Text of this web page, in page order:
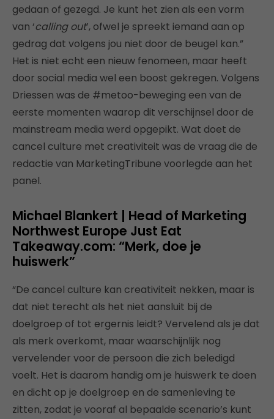
gedaan of gezegd. Je kunt het zien als een vorm
van ‘calling out’, ofwel je spreekt iemand aan op
gedrag dat volgens jou niet door de beugel kan.”
Het is niet echt een nieuw fenomeen, maar heeft
door social media wel een boost gekregen. Volgens
Driessen was de #metoo-beweging een van de
eerste momenten waarop dit verschijnsel door de
mainstream media werd opgepikt. Wat doet de
cancel culture met creativiteit was de vraag die de
redactie van MarketingTribune voorlegde aan het
panel.
Michael Blankert | Head of Marketing
Northwest Europe Just Eat
Takeaway.com: “Merk, doe je
huiswerk”
“De cancel culture kan creativiteit nekken, maar is
dat niet terecht als het niet aansluit bij de
doelgroep of tot ergernis leidt? Vervelend als je dat
als merk overkomt, maar waarschijnlijk nog
vervelender voor de persoon die zich beledigd
voelt. Het is daarom handig om je huiswerk te doen
en dicht op je doelgroep en de samenleving te
zitten, zodat je vooraf al bepaalde scenario’s kunt